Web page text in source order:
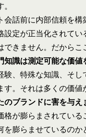
会話前に内部信頼を構
設定が正当化されて
できません。だからこ
知識は測定可能な価値
験、特殊な知識、そ
す。それは多くの価値
のブランドに害を与え
格が膨らまされてい
を膨らませているの